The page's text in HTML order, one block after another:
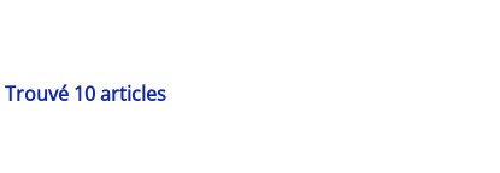
Trouvé 10 articles